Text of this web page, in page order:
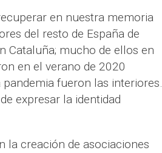
en nuestra memoria
del resto de España de
Cataluña; mucho de ellos en
en el verano de 2020
fueron las interiores.
expresar la identidad
la creación de asociaciones